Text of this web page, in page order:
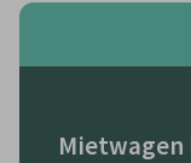
Mietwagen